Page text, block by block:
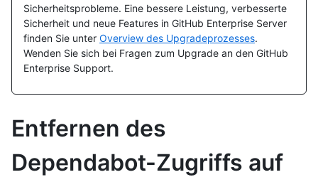
Sicherheitsprobleme. Eine bessere Leistung, verbesserte
Sicherheit und neue Features in GitHub Enterprise Server
finden Sie unter Overview des Upgradeprozesses.
Wenden Sie sich bei Fragen zum Upgrade an den GitHub
Enterprise Support.
Entfernen des
Dependabot-Zugriffs auf